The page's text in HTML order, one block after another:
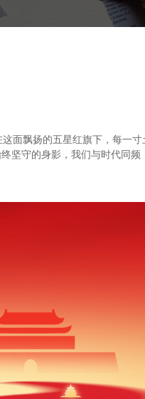
面飘扬的五星红旗下，每一寸
坚守的身影，我们与时代同频